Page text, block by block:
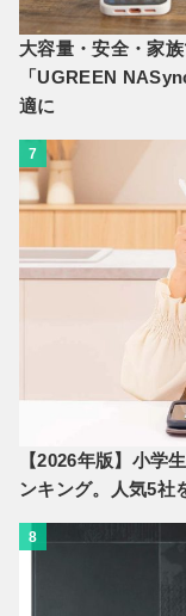
大容量・安全・家
「UGREEN
適に
7
【2026年版】小学
ンキング。人気5社
8